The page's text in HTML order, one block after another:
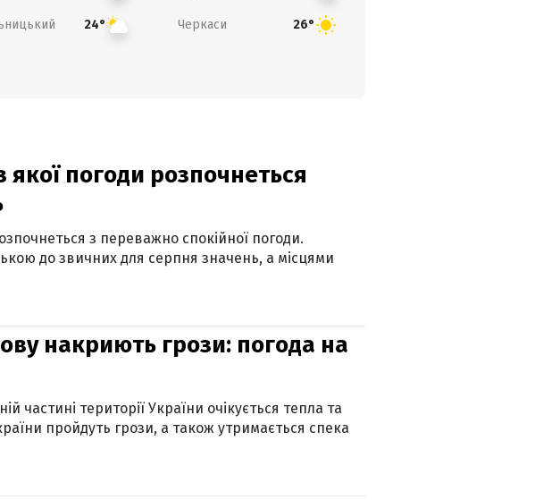
24° Черкаси 26°
якої погоди розпочнеться
з переважно спокійної погоди.
до звичних для серпня значень, а місцями
накриють грози: погода на
частині території України очікується тепла та
пройдуть грози, а також утримається спека